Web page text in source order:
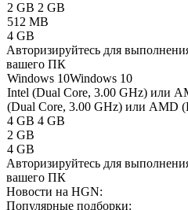
2 GB 2 GB
512 MB
4 GB
Авторизируйтесь для
вашего ПК
Windows 10Windows 10
Intel (Dual Core, 3.00 GHz) или
(Dual Core, 3.00 GHz) или AMD
4 GB 4 GB
2 GB
4 GB
Авторизируйтесь для
вашего ПК
Новости на HGN:
Популярные подборки: